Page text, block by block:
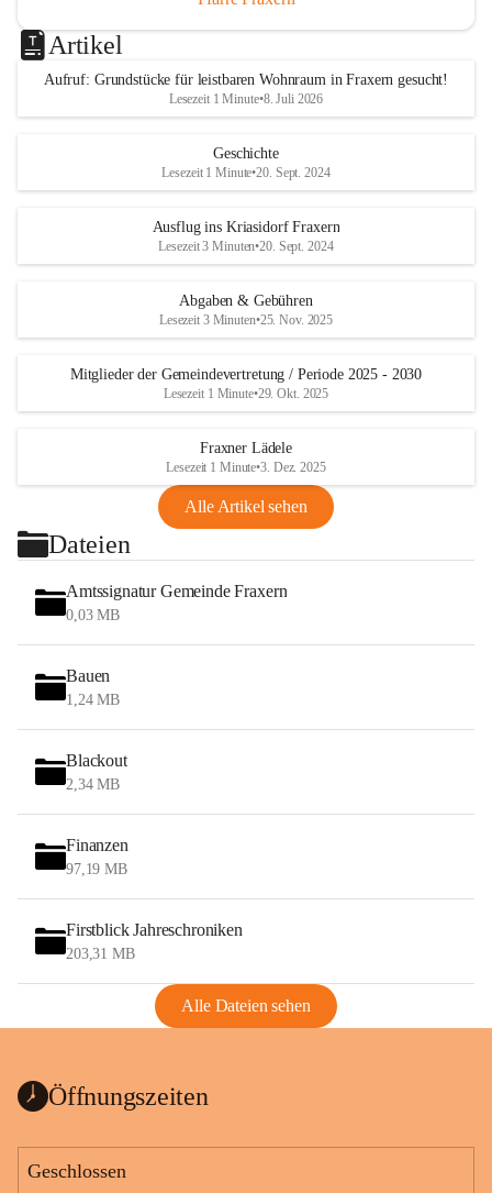
Artikel
Aufruf: Grundstücke für leistbaren Wohnraum in Fraxern gesucht!
Lesezeit 1 Minute•8. Juli 2026
Geschichte
Lesezeit 1 Minute•20. Sept. 2024
Ausflug ins Kriasidorf Fraxern
Lesezeit 3 Minuten•20. Sept. 2024
Abgaben & Gebühren
Lesezeit 3 Minuten•25. Nov. 2025
Mitglieder der Gemeindevertretung / Periode 2025 - 2030
Lesezeit 1 Minute•29. Okt. 2025
Fraxner Lädele
Lesezeit 1 Minute•3. Dez. 2025
Alle Artikel sehen
Dateien
Amtssignatur Gemeinde Fraxern
0,03 MB
Bauen
1,24 MB
Blackout
2,34 MB
Finanzen
97,19 MB
Firstblick Jahreschroniken
203,31 MB
Alle Dateien sehen
Öffnungszeiten
Geschlossen